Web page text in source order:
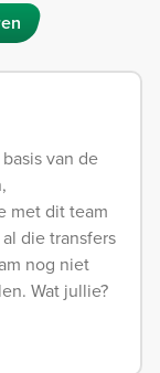
van de
met dit team
die transfers
nog niet
Wat jullie?